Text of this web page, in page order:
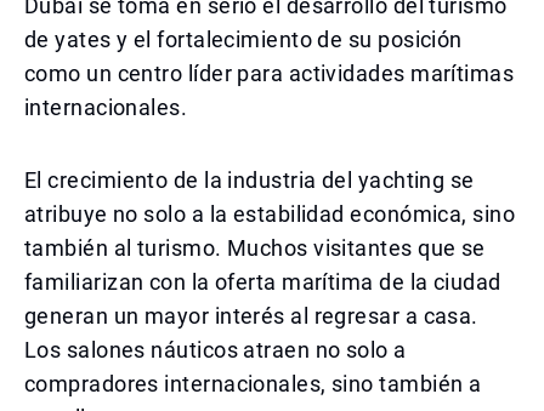
Dubái se toma en serio el desarrollo del turismo
de yates y el fortalecimiento de su posición
como un centro líder para actividades marítimas
internacionales.
El crecimiento de la industria del yachting se
atribuye no solo a la estabilidad económica, sino
también al turismo. Muchos visitantes que se
familiarizan con la oferta marítima de la ciudad
generan un mayor interés al regresar a casa.
Los salones náuticos atraen no solo a
compradores internacionales, sino también a